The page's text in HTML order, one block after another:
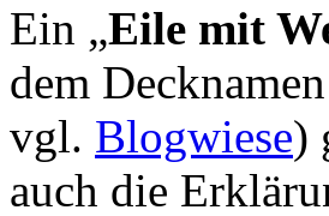
Ein „Eile mit
dem
vgl. Blogwiese)
auch die